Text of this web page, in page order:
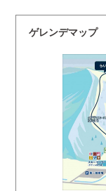
ゲレンデマップ